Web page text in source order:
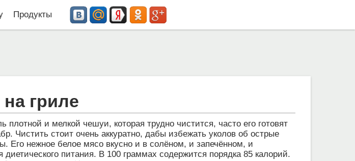
Продукты
гриле
плотной и мелкой чешуи, которая трудно чистится, часто его готовят
Чистить стоит очень аккуратно, дабы избежать уколов об острые
нежное белое мясо вкусно и в солёном, и запечённом, и
питания. В 100 граммах содержится порядка 85 калорий.